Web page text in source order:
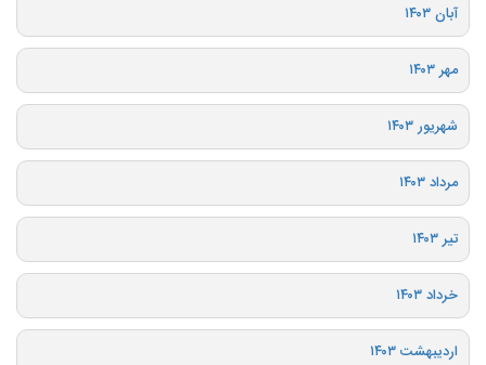
آبان ۱۴۰۳
مهر ۱۴۰۳
شهریور ۱۴۰۳
مرداد ۱۴۰۳
تیر ۱۴۰۳
خرداد ۱۴۰۳
اردیبهشت ۱۴۰۳